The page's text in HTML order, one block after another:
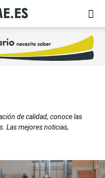
de calidad, conoce las
Las mejores noticias,